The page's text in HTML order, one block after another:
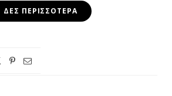
ΔΕΣ ΠΕΡΙΣΣΌΤΕΡΑ